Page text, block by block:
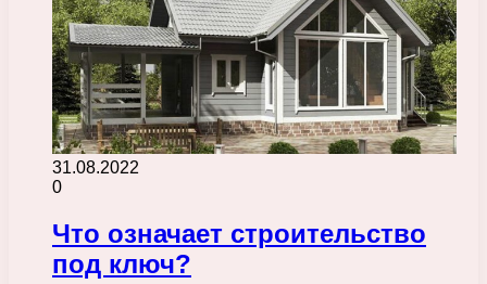
31.08.2022
0
Что означает строительство
под ключ?